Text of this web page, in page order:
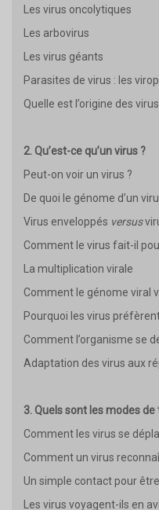
Les virus oncolytiques
Les arbovirus
Les virus géants
Parasites de virus : les
Quelle est l’origine des
2. Qu’est-ce qu’un virus ?
Peut-on voir un virus ?
De quoi le génome d’un
Virus enveloppés versus
Comment le virus fait-il
La multiplication virale
Comment le génome viral
Pourquoi les virus
Comment l’organisme se
Adaptation des virus aux
3. Quels sont les modes
Comment les virus se
Comment un virus
Un simple contact pour
Les virus voyagent-ils en